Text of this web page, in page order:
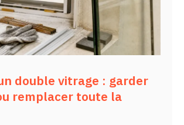
double vitrage : garder
remplacer toute la